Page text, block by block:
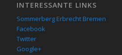
INTERESSANTE LINKS
Sommerberg Erbrecht Bremen
Facebook
Twitter
Google+